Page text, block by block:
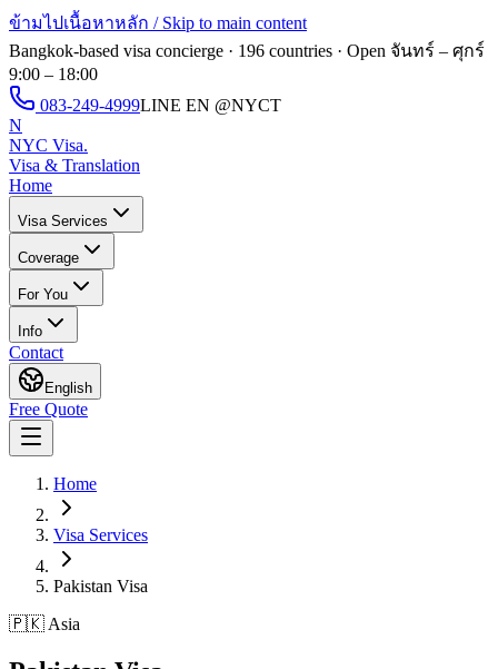
ข้ามไปเนื้อหาหลัก / Skip to main content
Bangkok-based visa concierge · 196 countries · Open จันทร์ – ศุกร์
9:00 – 18:00
083-249-4999LINE EN @NYCT
N
NYC Visa.
Visa & Translation
Home
Visa Services
Coverage
For You
Info
Contact
English
Free Quote
Home
Visa Services
Pakistan Visa
🇵🇰 Asia